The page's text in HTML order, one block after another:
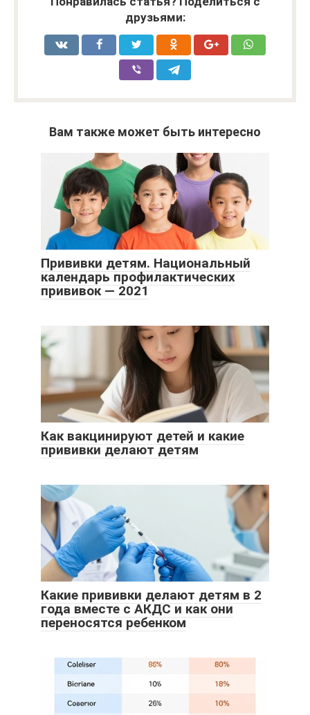
друзьями:
Вам также может быть интересно
Прививки детям. Национальный
календарь профилактических
прививок — 2021
Как вакцинируют детей и какие
прививки делают детям
Какие прививки делают детям в 2
года вместе с АКДС и как они
переносятся ребенком